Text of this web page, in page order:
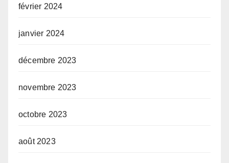
février 2024
janvier 2024
décembre 2023
novembre 2023
octobre 2023
août 2023